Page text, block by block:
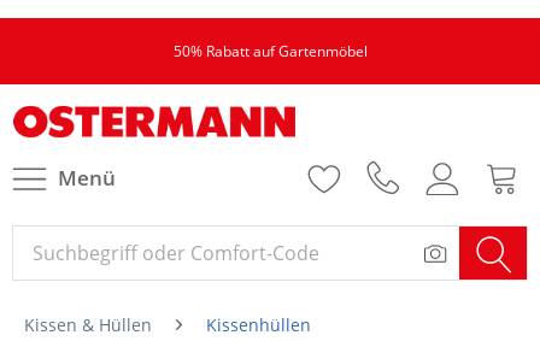
50% Rabatt auf Gartenmöbel
Menü
Kissen & Hüllen Kissenhüllen